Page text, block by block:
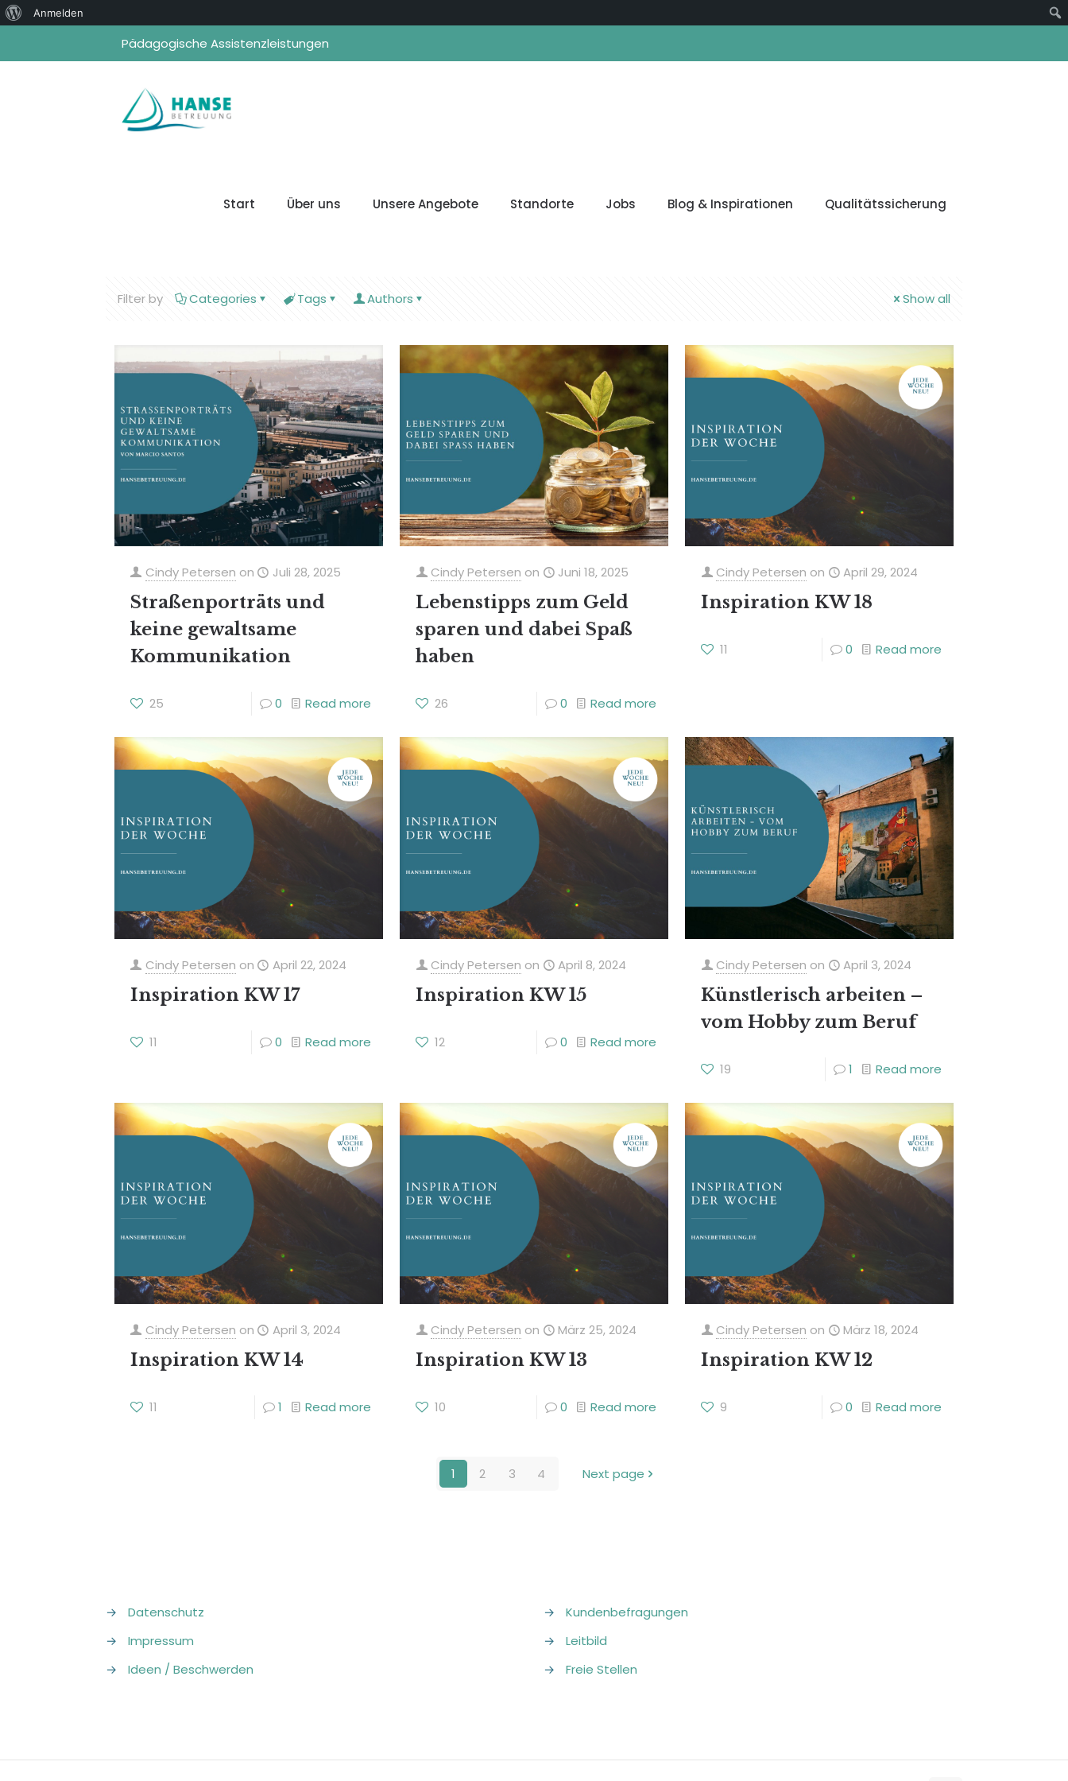
Pädagogische Assistenzleistungen
Start Über uns Unsere Angebote Standorte Jobs Blog & Inspirationen Qualitätssicherung
Filter by Categories Tags Authors Show all
Cindy Petersen on Juli 28, 2025
Straßenporträts und
keine gewaltsame
Kommunikation
25 0 Read more
Cindy Petersen on Juni 18, 2025
Lebenstipps zum Geld
sparen und dabei Spaß
haben
26 0 Read more
Cindy Petersen on April 29, 2024
Inspiration KW 18
11 0 Read more
Cindy Petersen on April 22, 2024
Inspiration KW 17
11 0 Read more
Cindy Petersen on April 8, 2024
Inspiration KW 15
12 0 Read more
Cindy Petersen on April 3, 2024
Künstlerisch arbeiten –
vom Hobby zum Beruf
19 1 Read more
Cindy Petersen on April 3, 2024
Inspiration KW 14
11 1 Read more
Cindy Petersen on März 25, 2024
Inspiration KW 13
10 0 Read more
Cindy Petersen on März 18, 2024
Inspiration KW 12
9 0 Read more
1 2 3 4 Next page
→
Datenschutz
→
Impressum
→
Ideen / Beschwerden
→
Kundenbefragungen
→
Leitbild
→
Freie Stellen
Über
Anmelden